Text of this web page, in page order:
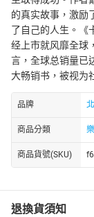
的真实故事，激励
了自己的人生。《
经上市就风靡全球
言，全球总销量已
大畅销书，被视为
品牌
商品分類
商品貨號(SKU)
退換貨須知